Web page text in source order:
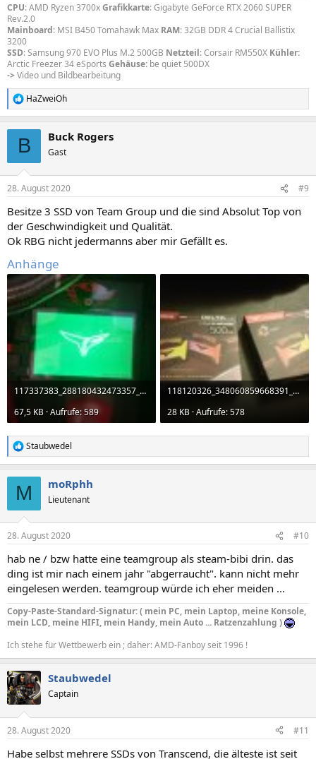
CPU: AMD Ryzen 3700xGrafikkarte: Gigabyte GeForce RTX 2060 SUPER
Rev.2.0
Mainboard: MSI B450 Tomahawk Max RAM: 32GB DDR 4 Crucial Ballistix
3200
SSD: Samsung 970 EVO Plus M.2 500GB Netzteil: Corsair RM550X Kühler:
Arctic Freezer 34 eSports Gehäuse: be quiet 500DX
->Video und Bildbearbeitung
R
e
e
:
HaZweiOh
B Buck Rogers
Gast
28. August 2020 #9
Besitze 3 SSD von Team Group und die sind Absolut Top von
der Geschwindigkeit und Qualität.
Ok RBG nicht jedermanns aber mir Gefällt es.
Anhänge
117337383_288180432473357_3619710167968751553_o.jpg
67,5 KB · Aufrufe: 589
118120326_348060859668391_2689729266402071387_n.jpg
28 KB · Aufrufe: 578
R
e
e
:
Staubwedel
M moRphh
Lieutenant
28. August 2020 #10
hab ne / bzw hatte eine teamgroup als steam-bibi drin. das
ding ist mir nach einem jahr "abgerraucht". kann nicht mehr
eingelesen werden. teamgroup würde ich eher meiden ...
Copy-Paste-Standard-Signatur: ( mein PC, mein Laptop, meine Konsole,
mein LCD, meine HIFI, mein Handy, mein Auto ... Ratzenzahlung )
Ich stehe für Wettbewerb ein ; daher: AMD-Fanboy seit 1996 !
Staubwedel
Captain
28. August 2020 #11
Habe selbst mehrere SSDs von Transcend, die älteste ist seit